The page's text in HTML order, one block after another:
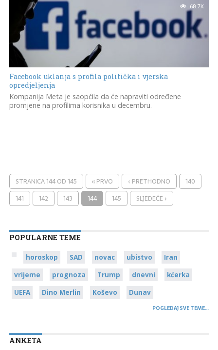
68.7K
Facebook uklanja s profila politička i vjerska
opredjeljenja
Kompanija Meta je saopćila da će napraviti određene
promjene na profilima korisnika u decembru.
STRANICA 144 OD 145 « PRVO ‹ PRETHODNO
140
141
142 143 144 145 SLJEDEĆE ›
POPULARNE TEME
horoskop SAD novac ubistvo
Iran
vrijeme
prognoza Trump dnevni
kćerka
UEFA
Dino Merlin Koševo Dunav
POGLEDAJ SVE TEME…
ANKETA